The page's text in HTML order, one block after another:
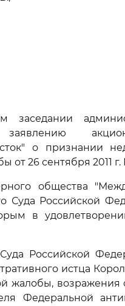
заседании
о признании
26 сентября 2011 г.
общества
Суда Российской
в
Российской
истца
жалобы, возражения
Федеральной